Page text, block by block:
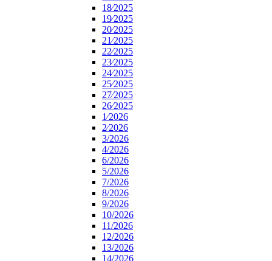
18⁄2025
19⁄2025
20⁄2025
21⁄2025
22⁄2025
23⁄2025
24⁄2025
25⁄2025
27⁄2025
26⁄2025
1⁄2026
2⁄2026
3/2026
4/2026
6/2026
5/2026
7/2026
8/2026
9/2026
10/2026
11/2026
12/2026
13/2026
14/2026